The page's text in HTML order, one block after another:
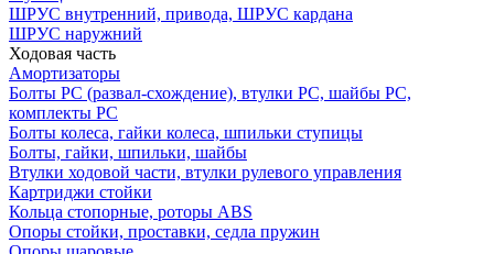
ШРУС внутренний, привода, ШРУС кардана
ШРУС наружний
Ходовая часть
Амортизаторы
Болты РС (развал-схождение), втулки РС, шайбы РС,
комплекты РС
Болты колеса, гайки колеса, шпильки ступицы
Болты, гайки, шпильки, шайбы
Втулки ходовой части, втулки рулевого управления
Картриджи стойки
Кольца стопорные, роторы ABS
Опоры стойки, проставки, седла пружин